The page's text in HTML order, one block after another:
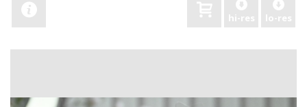
hi-res lo-res